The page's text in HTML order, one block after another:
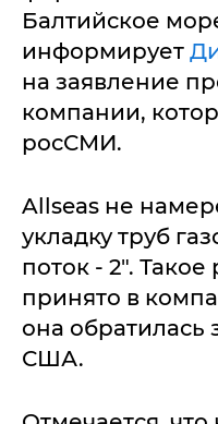
Балтийское
информирует
на заявление
компании,
росСМИ.
Allseas не
укладку труб
поток - 2".
принято в
она обратилась
США.